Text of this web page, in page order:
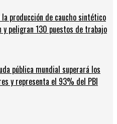
la producción de caucho sintético
y peligran 130 puestos de trabajo
pública mundial superará los
y representa el 93% del PBI